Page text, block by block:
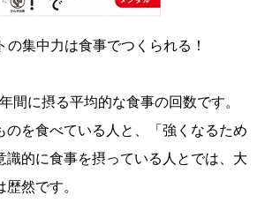
集中力は食事でつくられる！
間に摂る平均的な食事の回数です。
のを食べている人と、「強くなるため
識的に食事を摂っている人とでは、大
然です。